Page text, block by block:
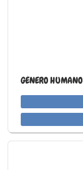
GÉNERO HUMANO